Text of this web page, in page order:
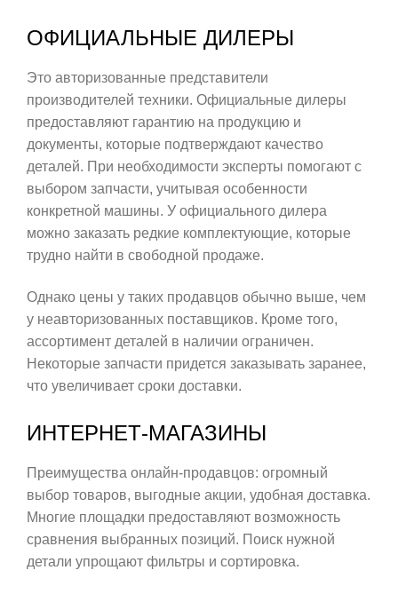
ОФИЦИАЛЬНЫЕ ДИЛЕРЫ
Это авторизованные представители
производителей техники. Официальные дилеры
предоставляют гарантию на продукцию и
документы, которые подтверждают качество
деталей. При необходимости эксперты помогают с
выбором запчасти, учитывая особенности
конкретной машины. У официального дилера
можно заказать редкие комплектующие, которые
трудно найти в свободной продаже.
Однако цены у таких продавцов обычно выше, чем
у неавторизованных поставщиков. Кроме того,
ассортимент деталей в наличии ограничен.
Некоторые запчасти придется заказывать заранее,
что увеличивает сроки доставки.
ИНТЕРНЕТ-МАГАЗИНЫ
Преимущества онлайн-продавцов: огромный
выбор товаров, выгодные акции, удобная доставка.
Многие площадки предоставляют возможность
сравнения выбранных позиций. Поиск нужной
детали упрощают фильтры и сортировка.